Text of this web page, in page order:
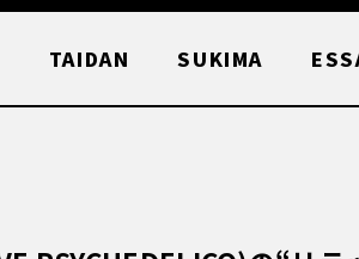
TAIDAN SUKIMA